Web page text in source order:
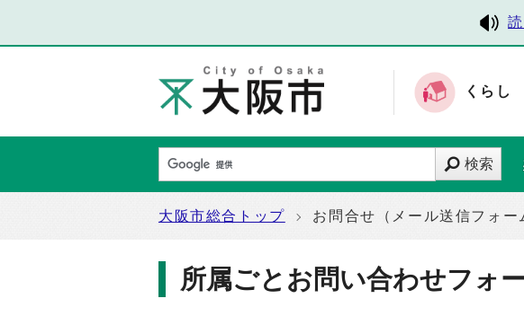
くらし
検索
大阪市総合トップ お問合せ（メール送信フォー
所属ごとお問い合わせフォ